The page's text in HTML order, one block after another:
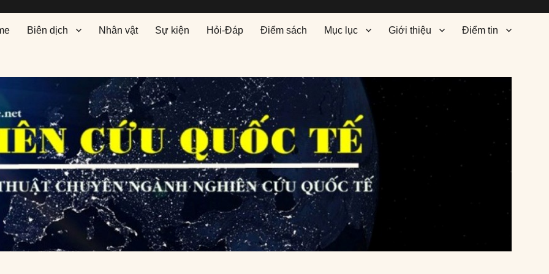
Biên dịch Nhân vật Sự kiện Hỏi-Đáp Điểm sách Mục lục Giới thiệu Điểm tin